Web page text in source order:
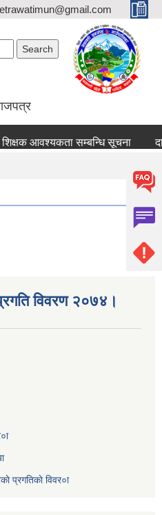
आवश्यकता सम्बन्धि सूचना दावी
विवरण २०७४।
प्रगतिकाे विवर०ा